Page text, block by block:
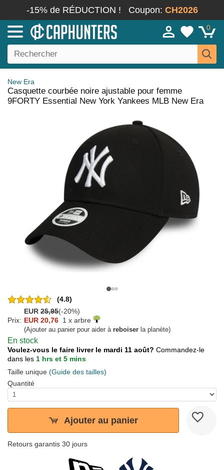
-15% de RÉDUCTION ! Coupon: CH2026
0
New Era
Casquette courbée noire ajustable pour femme
9FORTY Essential New York Yankees MLB New Era
(4.8)
EUR 25,95(-20%)
Prix: EUR 20,76 1 x arbre
(Ajouter au panier pour aider à reboiser la planète)
En stock
Voulez-vous le faire livrer le mardi 11 août? Commandez-le
dans les 1 hrs et 5 mins
Taille unique (Guide des tailles)
Quantité
Ajouter au panier
Retours garantis 30 jours